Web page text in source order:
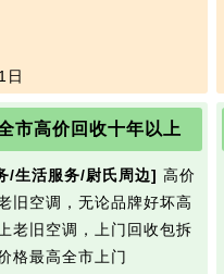
日
市高价回收十年以上
/生活服务/尉氏周边] 高价
旧空调，无论品牌好坏高
老旧空调，上门回收包拆
格最高全市上门